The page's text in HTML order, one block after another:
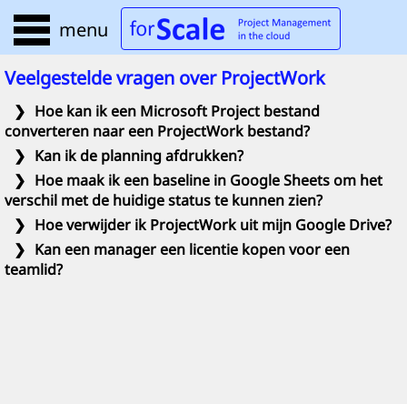
menu
Veelgestelde vragen over ProjectWork
❯ Hoe kan ik een Microsoft Project bestand
converteren naar een ProjectWork bestand?
❯ Kan ik de planning afdrukken?
❯ Hoe maak ik een baseline in Google Sheets om het
verschil met de huidige status te kunnen zien?
❯ Hoe verwijder ik ProjectWork uit mijn Google Drive?
❯ Kan een manager een licentie kopen voor een
teamlid?